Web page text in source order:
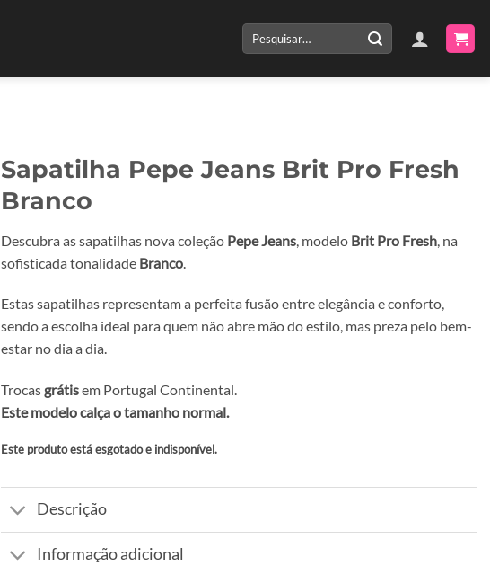
Pesquisar
por:
Sapatilha Pepe Jeans Brit Pro Fresh
Branco
Descubra as sapatilhas nova coleção Pepe Jeans , modelo Brit Pro Fresh , na
sofisticada tonalidade Branco
Estas sapatilhas representam a perfeita fusão entre elegância e conforto,
sendo a escolha ideal para quem não abre mão do estilo, mas preza pelo bem-
estar no dia a dia.
Trocas grátisem Portugal Continental.
Este modelo calça o tamanho normal.
Este produto está esgotado e indisponível.
Alternative:
Descrição
Informação adicional